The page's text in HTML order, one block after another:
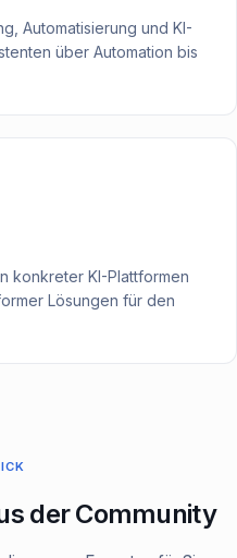
Automatisierung und KI-
über Automation bis
konkreter KI-Plattformen
Lösungen für den
der Community